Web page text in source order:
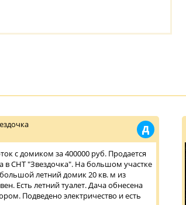
Д
с домиком за 400000 руб. Продается
в СНТ "Звездочка". На большом участке
летний домик 20 кв. м из
Есть летний туалет. Дача обнесена
Подведено электричество и есть